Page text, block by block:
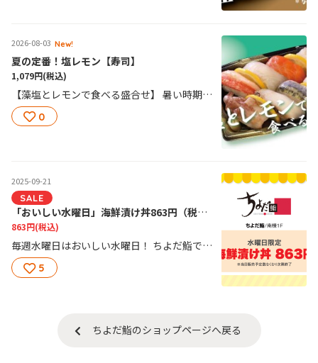
2026-08-03 New!
夏の定番！塩レモン【寿司】
1,079円(税込)
【藻塩とレモンで食べる盛合せ】 暑い時期にぴったり。 ネタの旨味を引き立てる藻塩と レモンの酸味が相性抜群！ 醤油はつけずにお召し上がりください♪
0
2025-09-21
SALE
「おいしい水曜日」海鮮漬け丼863円（税込）限定販売！
863円(税込)
毎週水曜日はおいしい水曜日！ ちよだ鮨では水曜日限定で「海鮮漬け丼」をお得な価格で ご提供！！店長イチオシ商品です！ぜひご賞味ください！
5
ちよだ鮨のショップページへ戻る